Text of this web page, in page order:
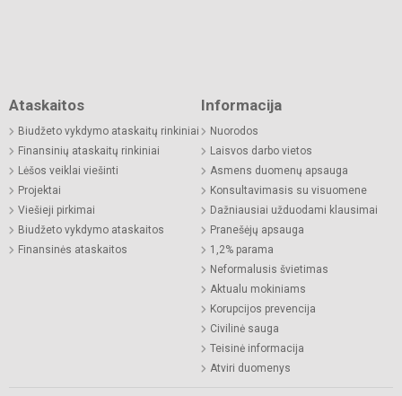
Ataskaitos
Biudžeto vykdymo ataskaitų rinkiniai
Finansinių ataskaitų rinkiniai
Lėšos veiklai viešinti
Projektai
Viešieji pirkimai
Biudžeto vykdymo ataskaitos
Finansinės ataskaitos
Informacija
Nuorodos
Laisvos darbo vietos
Asmens duomenų apsauga
Konsultavimasis su visuomene
Dažniausiai užduodami klausimai
Pranešėjų apsauga
1,2% parama
Neformalusis švietimas
Aktualu mokiniams
Korupcijos prevencija
Civilinė sauga
Teisinė informacija
Atviri duomenys